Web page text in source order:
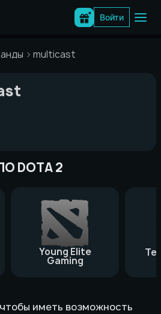
Войти
multicast
DOTA 2
Young Elite
Gaming
чтобы иметь возможность